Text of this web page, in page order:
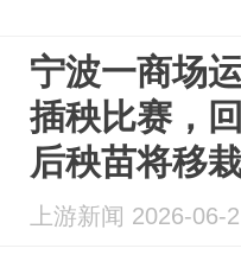
宁波一商场
插秧比赛，
后秧苗将移
上游新闻 2026-06-